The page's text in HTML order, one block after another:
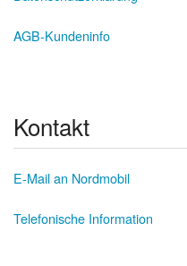
AGB-Kundeninfo
Kontakt
E-Mail an Nordmobil
Telefonische Information